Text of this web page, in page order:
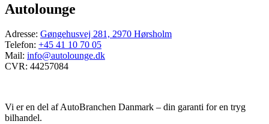
Autolounge
Adresse: Gøngehusvej 281, 2970 Hørsholm
Telefon: +45 41 10 70 05
Mail: info@autolounge.dk
CVR: 44257084
Vi er en del af AutoBranchen Danmark – din garanti for en tryg
bilhandel.